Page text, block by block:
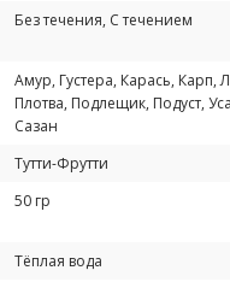
Без течения, С течением
Амур, Густера, Карась, Карп,
Плотва, Подлещик, Подуст,
Сазан
Тутти-Фрутти
50 гр
Тёплая вода